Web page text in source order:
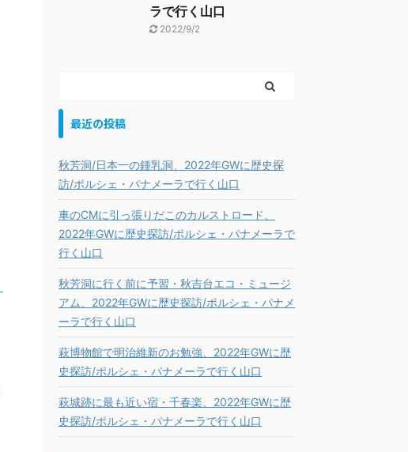
ラで行く山口
2022/9/2
最近の投稿
秋芳洞/日本一の鍾乳洞、2022年GWに歴史探
訪/ポルシェ・パナメーラで行く山口
車のCMに引っ張りだこのカルストロード、
2022年GWに歴史探訪/ポルシェ・パナメーラで
行く山口
秋芳洞に行く前に予習・秋吉台エコ・ミュージ
アム、2022年GWに歴史探訪/ポルシェ・パナメ
ーラで行く山口
萩博物館で明治維新のお勉強、2022年GWに歴
史探訪/ポルシェ・パナメーラで行く山口
萩城跡に最も近い宿・千春楽、2022年GWに歴
史探訪/ポルシェ・パナメーラで行く山口